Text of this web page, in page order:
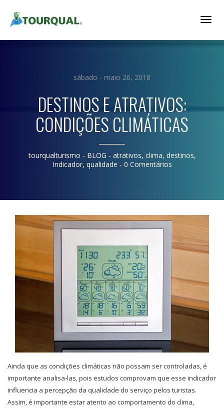
sábado - maio 26, 2018
DESTINOS E ATRATIVOS:
CONDIÇÕES CLIMÁTICAS
tourqualturismo - BLOG - atrativos, clima, destinos,
Indicador, qualidade - 0 Comentários
Ainda que as condições climáticas não possam ser controladas, é
importante analisa-las, pois estudos comprovam que esse indicador
influencia a percepção da qualidade do serviço pelos turistas.
Assim, é importante estar atento ao comportamento do clima,